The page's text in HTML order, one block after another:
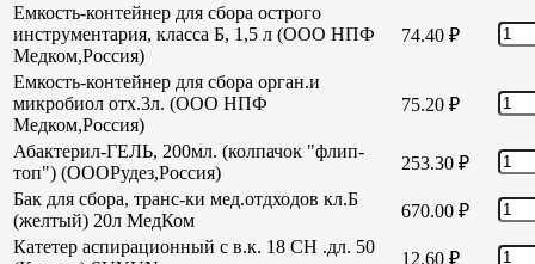
Емкость-контейнер для сбора острого
инструментария, класса Б, 1,5 л (ООО НПФ
Медком,Россия)
74.40 ₽
Емкость-контейнер для сбора орган.и
микробиол отх.3л. (ООО НПФ
Медком,Россия)
75.20 ₽
Абактерил-ГЕЛЬ, 200мл. (колпачок "флип-
топ") (ОООРудез,Россия)
253.30 ₽
Бак для сбора, транс-ки мед.отдходов кл.Б
(желтый) 20л МедКом
670.00 ₽
Катетер аспирационный с в.к. 18 СН .дл. 50
12.60 ₽